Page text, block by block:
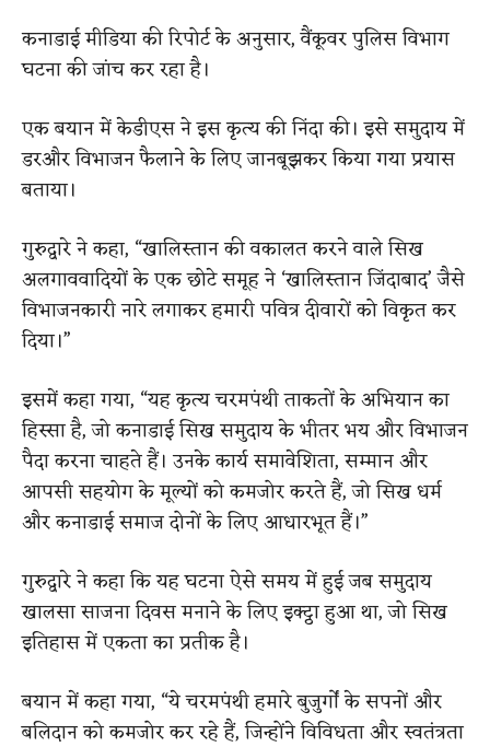
कनाडाई मीडिया की रिपोर्ट के अनुसार, वैंकूवर पुलिस विभाग
घटना की जांच कर रहा है।
एक बयान में केडीएस ने इस कृत्य की निंदा की। इसे समुदाय में
डरऔर विभाजन फैलाने के लिए जानबूझकर किया गया प्रयास
बताया।
गुरुद्वारे ने कहा, “खालिस्तान की वकालत करने वाले सिख
अलगाववादियों के एक छोटे समूह ने ‘खालिस्तान जिंदाबाद’ जैसे
विभाजनकारी नारे लगाकर हमारी पवित्र दीवारों को विकृत कर
दिया।”
इसमें कहा गया, “यह कृत्य चरमपंथी ताकतों के अभियान का
हिस्सा है, जो कनाडाई सिख समुदाय के भीतर भय और विभाजन
पैदा करना चाहते हैं। उनके कार्य समावेशिता, सम्मान और
आपसी सहयोग के मूल्यों को कमजोर करते हैं, जो सिख धर्म
और कनाडाई समाज दोनों के लिए आधारभूत हैं।”
गुरुद्वारे ने कहा कि यह घटना ऐसे समय में हुई जब समुदाय
खालसा साजना दिवस मनाने के लिए इक्ट्ठा हुआ था, जो सिख
इतिहास में एकता का प्रतीक है।
बयान में कहा गया, “ये चरमपंथी हमारे बुजुर्गों के सपनों और
बलिदान को कमजोर कर रहे हैं, जिन्होंने विविधता और स्वतंत्रता